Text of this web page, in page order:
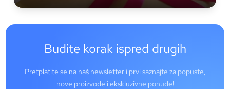
Budite korak ispred drugih
Pretplatite se na naš newsletter i prvi saznajte za popuste,
nove proizvode i ekskluzivne ponude!